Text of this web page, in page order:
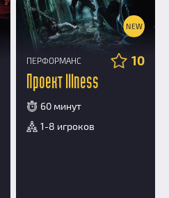
NEW
ПЕРФОРМАНС 10
Проект Illness
60 минут
1-8 игроков